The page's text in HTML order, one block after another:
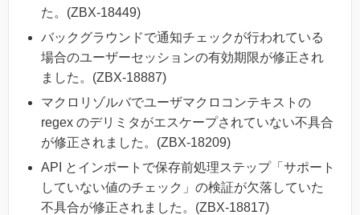
た。(ZBX-18449)
バックグラウンドで通知チェックが行われている
場合のユーザーセッションの有効期限が修正され
ました。(ZBX-18887)
マクロリゾルバでユーザマクロコンテキストの
regex のデリミタがエスケープされていない不具合
が修正されました。(ZBX-18209)
API とインポートで保存前処理ステップ「サポート
していない値のチェック」の検証が欠落していた
不具合が修正されました。(ZBX-18817)